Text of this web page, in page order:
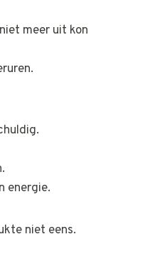
meer uit kon
energie.
niet eens.